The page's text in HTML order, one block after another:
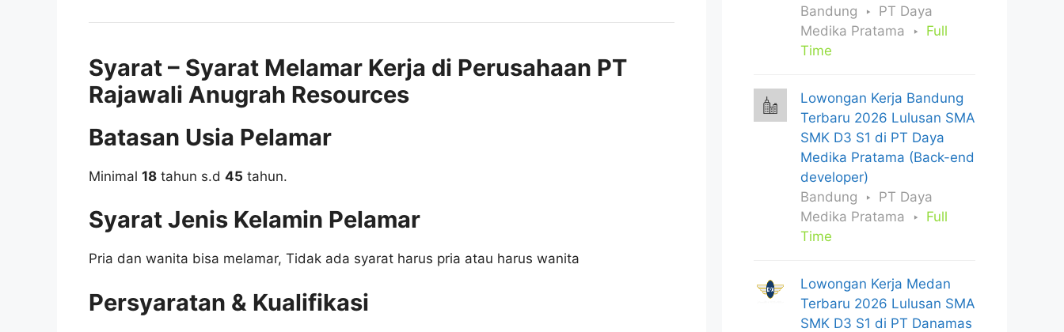
Syarat – Syarat Melamar Kerja di Perusahaan PT
Rajawali Anugrah Resources
Batasan Usia Pelamar
Minimal 18 tahun s.d 45 tahun.
Syarat Jenis Kelamin Pelamar
Pria dan wanita bisa melamar, Tidak ada syarat harus pria atau harus wanita
Persyaratan & Kualifikasi
Bandung
PT Daya
Medika Pratama
Full
Time
Lowongan Kerja Bandung
Terbaru 2026 Lulusan SMA
SMK D3 S1 di PT Daya
Medika Pratama (Back-end
developer)
Bandung
PT Daya
Medika Pratama
Full
Time
Lowongan Kerja Medan
Terbaru 2026 Lulusan SMA
SMK D3 S1 di PT Danamas